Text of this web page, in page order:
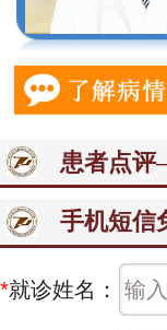
患者点评
手机短信
*就诊姓名：